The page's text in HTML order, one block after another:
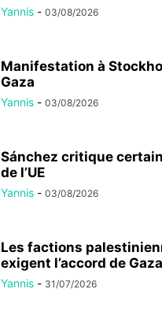
Yannis - 03/08/2026
Manifestation à
Gaza
Yannis - 03/08/2026
Sánchez critique
de l’UE
Yannis - 03/08/2026
Les factions
exigent l’accord de Gaza
Yannis - 31/07/2026